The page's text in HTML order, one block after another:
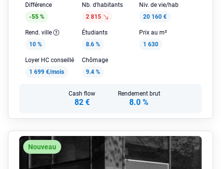
Différence
-55 %
Nb. d'habitants
2 815
Niv. de vie/hab
20 160 €
Rend. ville
10 %
Étudiants
8.6 %
Prix au m²
1 630
Loyer HC conseillé
1 699 €/mois
Chômage
9.4 %
Cash flow
82 €
Rendement brut
8.0 %
Nouveau